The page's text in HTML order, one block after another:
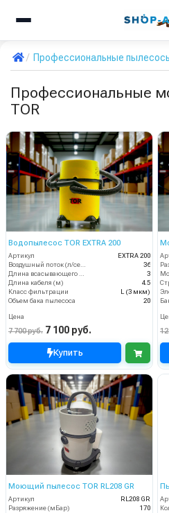
Профессиональные
Профессиональные
TOR
Водопылесос TOR EXTRA 200
Артикул
EXTRA 200
Воздушный поток (л/сек)
36
Длина всасывающего шланга (м)
3
Длина кабеля (м)
4.5
Класс фильтрации
L (3 мкм)
Объем бака пылесоса
20
Цена
7 700 руб. 7 100 руб.
Купить
Моющий пылесос TOR RL208 GR
Артикул
RL208 GR
Разряжение (мБар)
170